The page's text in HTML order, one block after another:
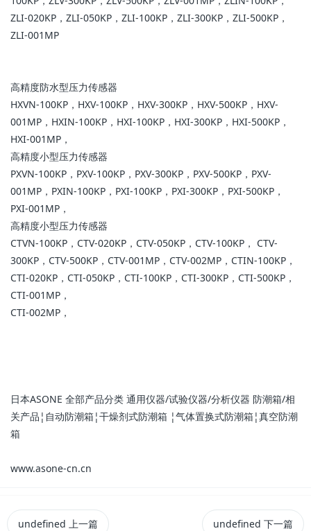
ZLI-020KP，ZLI-050KP，ZLI-100KP，ZLI-300KP，ZLI-500KP，
ZLI-001MP
高精度防水型压力传感器
HXVN-100KP，HXV-100KP，HXV-300KP，HXV-500KP，HXV-
001MP，HXIN-100KP，HXI-100KP，HXI-300KP，HXI-500KP，
HXI-001MP，
高精度小型压力传感器
PXVN-100KP，PXV-100KP，PXV-300KP，PXV-500KP，PXV-
001MP，PXIN-100KP，PXI-100KP，PXI-300KP，PXI-500KP，
PXI-001MP，
高精度小型压力传感器
CTVN-100KP，CTV-020KP，CTV-050KP，CTV-100KP， CTV-
300KP，CTV-500KP，CTV-001MP，CTV-002MP，CTIN-100KP，
CTI-020KP，CTI-050KP，CTI-100KP，CTI-300KP，CTI-500KP，
CTI-001MP，
CTI-002MP，
日本ASONE 全部产品分类 通用仪器/试验仪器/分析仪器 防潮箱/相
关产品¦自动防潮箱¦干燥剂式防潮箱 ¦气体置换式防潮箱¦真空防潮
箱
www.asone-cn.cn
undefined 上一篇 undefined 下一篇